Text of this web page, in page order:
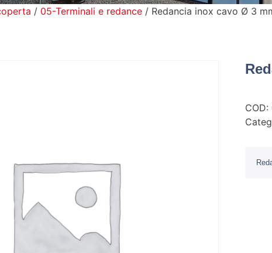
/ 05-Terminali e redance / Redancia inox cavo Ø 3
COD: